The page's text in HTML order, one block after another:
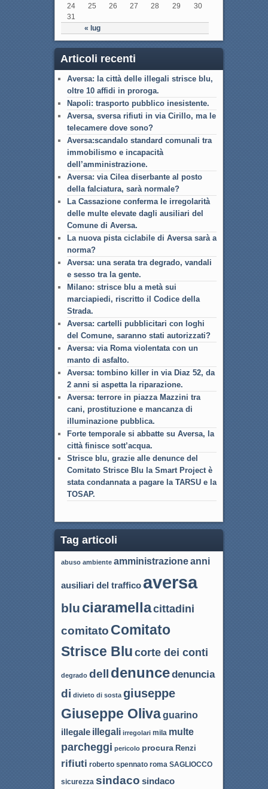
« lug
24
25 26 27 28 29
30
31
Articoli recenti
Aversa: la città delle illegali strisce blu,
oltre 10 affidi in proroga.
Napoli: trasporto pubblico inesistente.
Aversa, sversa rifiuti in via Cirillo, ma le
telecamere dove sono?
Aversa:scandalo standard comunali tra
immobilismo e incapacità
dell’amministrazione.
Aversa: via Cilea diserbante al posto
della falciatura, sarà normale?
La Cassazione conferma le irregolarità
delle multe elevate dagli ausiliari del
Comune di Aversa.
La nuova pista ciclabile di Aversa sarà a
norma?
Aversa: una serata tra degrado, vandali
e sesso tra la gente.
Milano: strisce blu a metà sui
marciapiedi, riscritto il Codice della
Strada.
Aversa: cartelli pubblicitari con loghi
del Comune, saranno stati autorizzati?
Aversa: via Roma violentata con un
manto di asfalto.
Aversa: tombino killer in via Diaz 52, da
2 anni si aspetta la riparazione.
Aversa: terrore in piazza Mazzini tra
cani, prostituzione e mancanza di
illuminazione pubblica.
Forte temporale si abbatte su Aversa, la
città finisce sott’acqua.
Strisce blu, grazie alle denunce del
Comitato Strisce Blu la Smart Project è
stata condannata a pagare la TARSU e la
TOSAP.
Tag articoli
abuso ambiente amministrazioneanni
ausiliari del trafficoaversa
blu ciaramellacittadini
comitato Comitato
Strisce Blu corte dei conti
degrado dell denuncedenuncia
di divieto di sosta giuseppe
Giuseppe Olivaguarino
illegale illegali irregolari mila multe
parcheggi pericolo procura Renzi
rifiuti roberto spennato roma SAGLIOCCO
sicurezza sindaco sindaco